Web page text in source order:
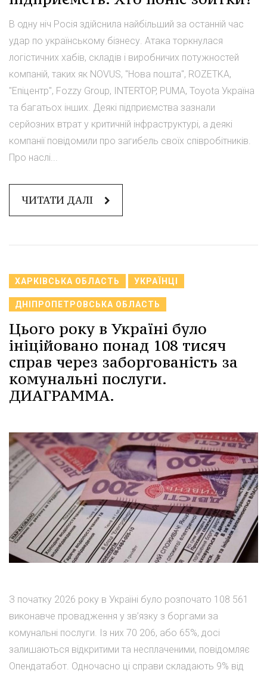
В одну ніч Росія здійснила найбільший за останній час
удар по українському бізнесу. Атака торкнулася
логістичних хабів, складів і виробничих потужностей
компаній, таких як NOVUS, "Нова пошта", ROZETKA,
"Епіцентр", Fozzy Group, INTERTOP, PUMA, Toyota Україна
та багатьох інших. Деякі підприємства зазнали
серйозних втрат у критичній інфраструктурі, а деякі
компанії повідомили про загибель своїх співробітників.
Про наслі...
ЧИТАТИ ДАЛІ
ХАРКІВСЬКА ОБЛАСТЬ УКРАЇНЦІ
ДНІПРОПЕТРОВСЬКА ОБЛАСТЬ
Цього року в Україні було
ініційовано понад 108 тисяч
справ через заборгованість за
комунальні послуги.
ДИАГРАММА.
З початку 2026 року в Україні було розпочато 108 561
виконавче провадження у зв’язку з боргами за
комунальні послуги. Із них 70 206, або 65%, досі
залишаються відкритими та несплаченими, повідомляє
Опендатабот. Одночасно ці справи складають 9% від